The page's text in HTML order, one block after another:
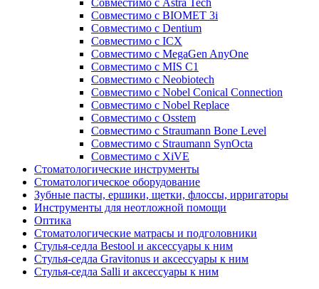
Совместимо с Astra Tech
Совместимо с BIOMET 3i
Совместимо с Dentium
Совместимо с ICX
Совместимо с MegaGen AnyOne
Совместимо с MIS С1
Совместимо с Neobiotech
Совместимо с Nobel Conical Connection
Совместимо с Nobel Replace
Совместимо с Osstem
Совместимо с Straumann Bone Level
Совместимо с Straumann SynOcta
Совместимо с XiVE
Стоматологические инструменты
Стоматологическое оборудование
Зубные пасты, ершики, щетки, флоссы, ирригаторы
Инструменты для неотложной помощи
Оптика
Стоматологические матрасы и подголовники
Стулья-седла Bestool и аксессуары к ним
Стулья-седла Gravitonus и аксессуары к ним
Стулья-седла Salli и аксессуары к ним